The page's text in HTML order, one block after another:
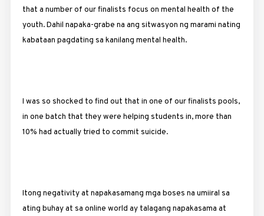
that a number of our finalists focus on mental health of the
youth. Dahil napaka-grabe na ang sitwasyon ng marami nating
kabataan pagdating sa kanilang mental health.
I was so shocked to find out that in one of our finalists pools,
in one batch that they were helping students in, more than
10% had actually tried to commit suicide.
Itong negativity at napakasamang mga boses na umiiral sa
ating buhay at sa online world ay talagang napakasama at